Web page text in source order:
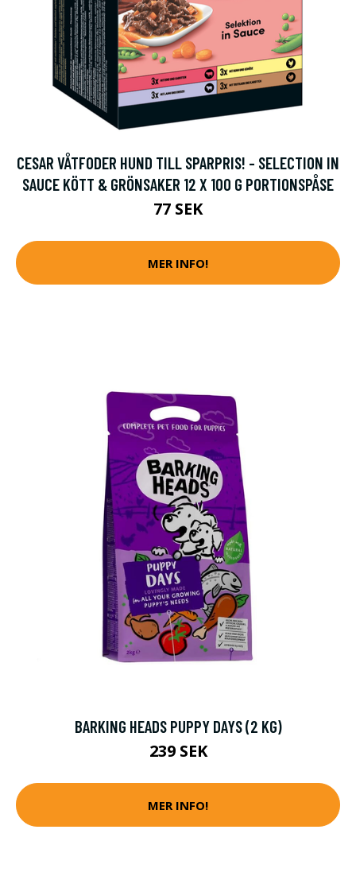
CESAR VÅTFODER HUND TILL SPARPRIS! - SELECTION IN
SAUCE KÖTT & GRÖNSAKER 12 X 100 G PORTIONSPÅSE
77 SEK
MER INFO!
BARKING HEADS PUPPY DAYS (2 KG)
239 SEK
MER INFO!